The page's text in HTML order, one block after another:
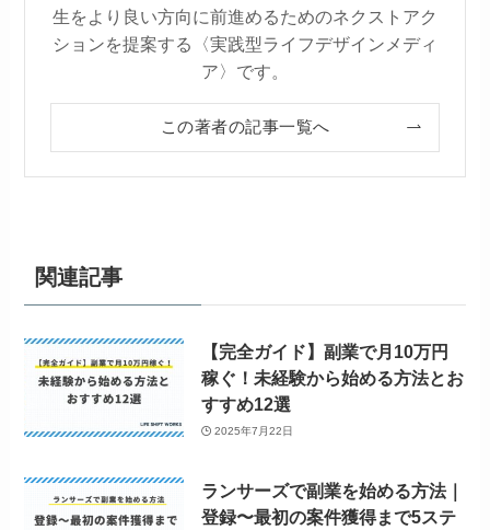
生をより良い方向に前進めるためのネクストアク
ションを提案する〈実践型ライフデザインメディ
ア〉です。
この著者の記事一覧へ
関連記事
【完全ガイド】副業で月10万円
稼ぐ！未経験から始める方法とお
すすめ12選
2025年7月22日
ランサーズで副業を始める方法｜
登録〜最初の案件獲得まで5ステ